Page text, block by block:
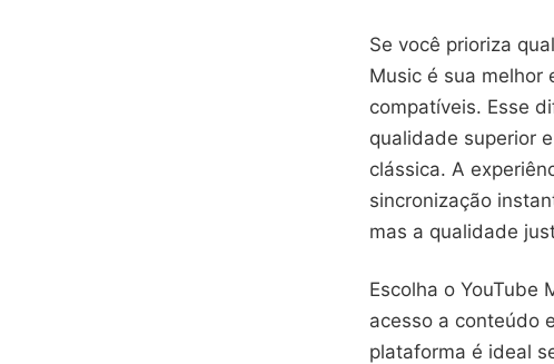
Se você prioriza
Music é sua melhor
compatíveis. Esse
qualidade superior
clássica. A
sincronização
mas a qualidade
Escolha o YouTube
acesso a conteúdo
plataforma é ideal